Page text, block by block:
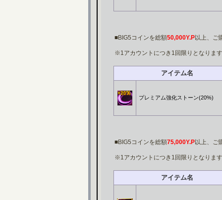
■BIG5コインを総額50,000Y.P以上、ご
※1アカウントにつき1回限りとなりま
アイテム名
プレミアム強化ストーン(20%)
■BIG5コインを総額75,000Y.P以上、ご
※1アカウントにつき1回限りとなりま
アイテム名